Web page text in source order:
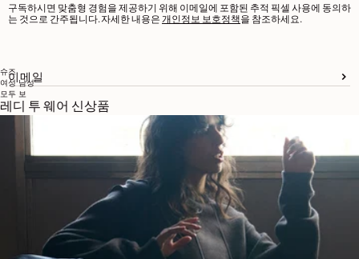
슈즈
여성 남성
모두 보
레디 투 웨어 신상품
구독하시면 맞춤형 경험을 제공하기 위해 이메일에 포함된 추적 픽셀 사용에 동의하
는 것으로 간주됩니다. 자세한 내용은 개인정보 보호정책을 참조하세요.
이메일